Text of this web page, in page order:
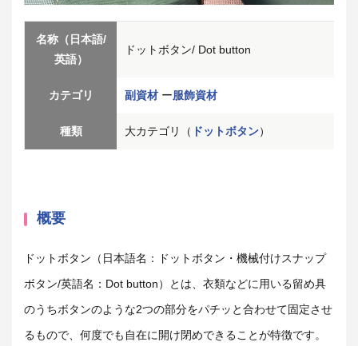
名称（日本語/
英語）
ドットボタン/ Dot button
カテゴリ 副資材 ー服飾資材
種類 大カテゴリ（ ドットボタン）
概要
ドットボタン（日本語名：ドットボタン・機械付けスナップ
ボタン/英語名：Dot button）とは、衣類などに用いる留め具
のうちボタンのような2つの部分をパチッと合わせて固定させ
るもので、何度でも自在に開け閉めできることが特徴です。